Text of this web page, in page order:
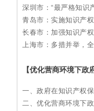
深圳市：“最严格知识
青岛市：实施知识产
长春市：加强知识产
上海市：多措并举，
【优化营商环境下政
一、政府在知识产权
二、优化营商环境下